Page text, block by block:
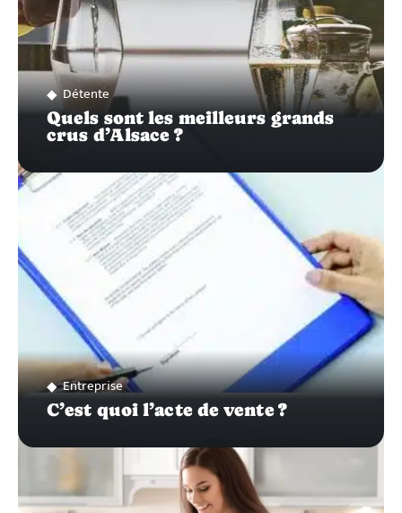
Détente
Quels sont les meilleurs grands
crus d’Alsace ?
Entreprise
C’est quoi l’acte de vente ?